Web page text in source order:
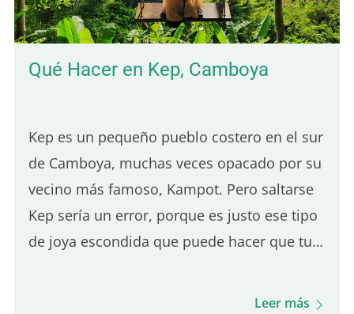
Corner: Poutine halal barata Hot Corner es
un pequeño local…
Qué Hacer en Kep, Camboya
Kep es un pequeño pueblo costero en el sur
de Camboya, muchas veces opacado por su
vecino más famoso, Kampot. Pero saltarse
Kep sería un error, porque es justo ese tipo
de joya escondida que puede hacer que tu
como está a solo 30 minutos de Kampot, es
Leer más